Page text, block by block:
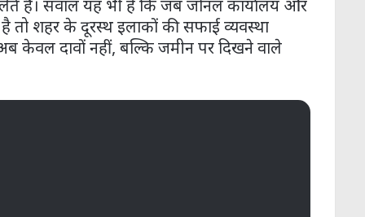
हैं। सवाल यह भी है कि जब जोनल कार्यालय और
तो शहर के दूरस्थ इलाकों की सफाई व्यवस्था
अब केवल दावों नहीं, बल्कि जमीन पर दिखने वाले